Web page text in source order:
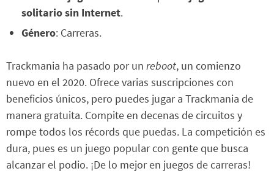
solitario sin Internet.
Género: Carreras.
Trackmania ha pasado por un reboot, un comienzo
nuevo en el 2020. Ofrece varias suscripciones con
beneficios únicos, pero puedes jugar a Trackmania de
manera gratuita. Compite en decenas de circuitos y
rompe todos los récords que puedas. La competición es
dura, pues es un juego popular con gente que busca
alcanzar el podio. ¡De lo mejor en juegos de carreras!